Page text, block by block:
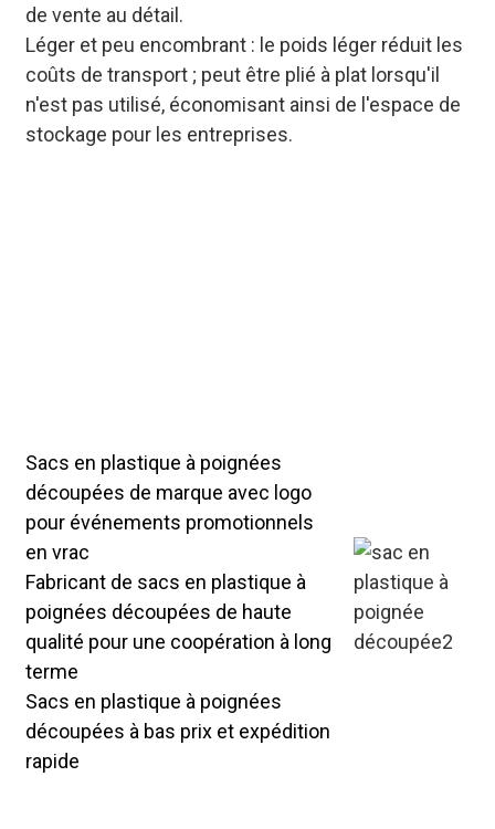
de vente au détail.
Léger et peu encombrant : le poids léger réduit les
coûts de transport ; peut être plié à plat lorsqu'il
n'est pas utilisé, économisant ainsi de l'espace de
stockage pour les entreprises.
Sacs en plastique à poignées
découpées de marque avec logo
pour événements promotionnels
en vrac
Fabricant de sacs en plastique à
poignées découpées de haute
qualité pour une coopération à long
terme
Sacs en plastique à poignées
découpées à bas prix et expédition
rapide